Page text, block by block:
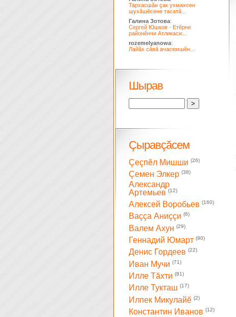
Тархасшăн çак ухмахсен
шухăшĕсене тасатă...
Галина Зотова:
Сергей Юшков - Етĕрне
районĕнчи Атликаси...
rozemelyanowa:
Лайăх сăвă ачасемшĕн...
Шырав
Çыравçăсем
Çеçпĕл Мишши (26)
Çемен Элкер (38)
Александр
Артемьев (12)
Алексей Воробьев (160)
Ваççа Аниççи (6)
Валем Ахун (29)
Геннадий Юмарт (90)
Денис Гордеев (22)
Иван Мучи (71)
Илле Тăхти (81)
Илле Тукташ (17)
Илпек Микулайĕ (2)
Константин Иванов (12)